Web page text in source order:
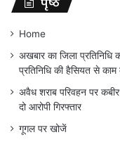
पृष्ठ
Home
अखबार का जिला
प्रतिनिधि की हैसियत से काम
अवैध शराब परिवहन पर
दो आरोपी गिरफ्तार
गूगल पर खोजें